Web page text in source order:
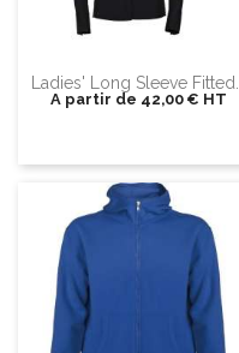
Ladies' Long Sleeve Fitted...
A partir de 42,00 € HT